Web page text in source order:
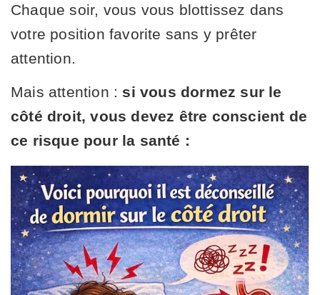
Chaque soir, vous vous blottissez dans
votre position favorite sans y prêter
attention.
Mais attention : si vous dormez sur le
côté droit, vous devez être conscient de
ce risque pour la santé :